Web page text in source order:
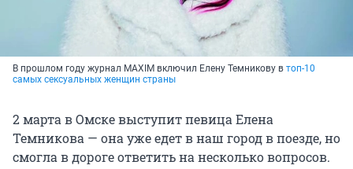
В прошлом году журнал MAXIM включил Елену Темникову в топ-10
самых сексуальных женщин страны
2 марта в Омске выступит певица Елена
Темникова — она уже едет в наш город в поезде, но
смогла в дороге ответить на несколько вопросов.